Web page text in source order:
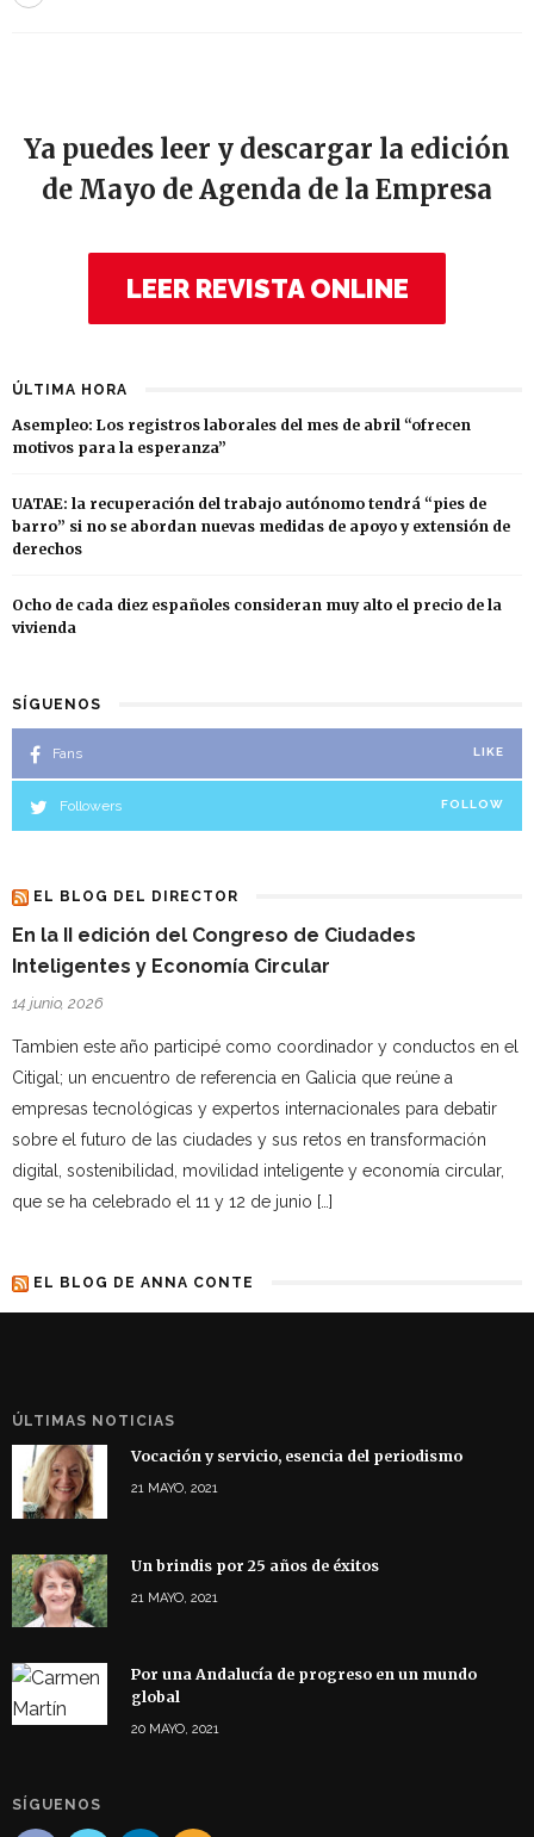
Ya puedes leer y descargar la edición
de Mayo de Agenda de la Empresa
LEER REVISTA ONLINE
ÚLTIMA HORA
Asempleo: Los registros laborales del mes de abril “ofrecen
motivos para la esperanza”
UATAE: la recuperación del trabajo autónomo tendrá “pies de
barro” si no se abordan nuevas medidas de apoyo y extensión de
derechos
Ocho de cada diez españoles consideran muy alto el precio de la
vivienda
SÍGUENOS
Fans LIKE
Followers FOLLOW
EL BLOG DEL DIRECTOR
En la II edición del Congreso de Ciudades
Inteligentes y Economía Circular
14 junio, 2026
Tambien este año participé como coordinador y conductos en el
Citigal; un encuentro de referencia en Galicia que reúne a
empresas tecnológicas y expertos internacionales para debatir
sobre el futuro de las ciudades y sus retos en transformación
digital, sostenibilidad, movilidad inteligente y economía circular,
que se ha celebrado el 11 y 12 de junio […]
EL BLOG DE ANNA CONTE
ÚLTIMAS NOTICIAS
Vocación y servicio, esencia del periodismo
21 MAYO, 2021
Un brindis por 25 años de éxitos
21 MAYO, 2021
Por una Andalucía de progreso en un mundo
global
20 MAYO, 2021
SÍGUENOS